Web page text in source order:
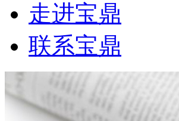
走进宝鼎
联系宝鼎